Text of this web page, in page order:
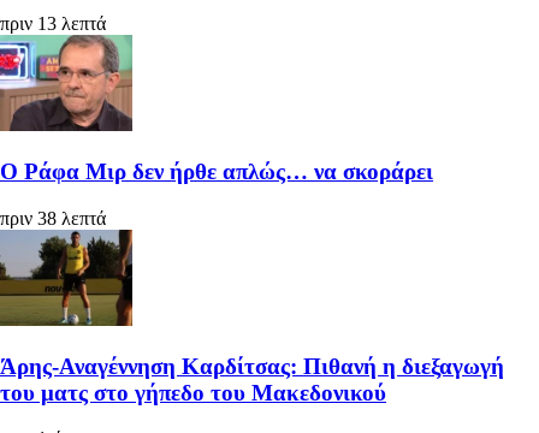
πριν 13 λεπτά
Ο Ράφα Μιρ δεν ήρθε απλώς… να σκοράρει
πριν 38 λεπτά
Άρης-Αναγέννηση Καρδίτσας: Πιθανή η διεξαγωγή
του ματς στο γήπεδο του Μακεδονικού